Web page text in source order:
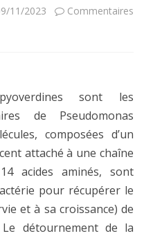
11/2023
Commentaires
sont les
de Pseudomonas
composées d’un
attaché à une chaîne
acides aminés, sont
pour récupérer le
et à sa croissance) de
détournement de la